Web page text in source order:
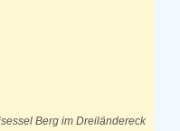
Berg im Dreiländereck